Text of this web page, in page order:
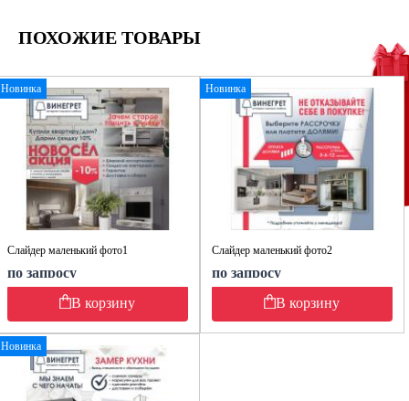
ПОХОЖИЕ ТОВАРЫ
Новинка
Слайдер маленький фото1
по запросу
В корзину
Новинка
Слайдер маленький фото2
по запросу
В корзину
Новинка